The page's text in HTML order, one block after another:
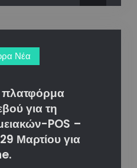
επιπλέον
για
επιχειρήσεις
με
ασύμβατα
συστήματα.
Νέα
πλατφόρμα
για τη
POS –
Μαρτίου για